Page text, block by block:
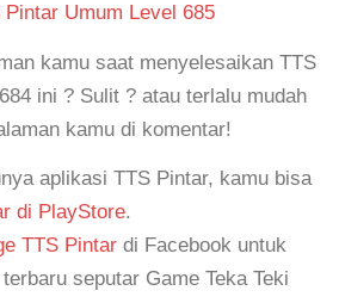
Pintar Umum Level 685
kamu saat menyelesaikan TTS
ini ? Sulit ? atau terlalu mudah
kamu di komentar!
aplikasi TTS Pintar, kamu bisa
di PlayStore.
TTS Pintar di Facebook untuk
seputar Game Teka Teki